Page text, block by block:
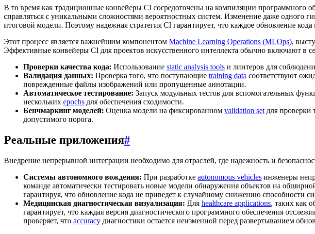
В то время как традиционные конвейеры CI сосредоточены на компиляции программного
справляться с уникальными сложностями вероятностных систем. Изменение даже одного
итоговой модели. Поэтому надежная стратегия CI гарантирует, что каждое обновление
Этот процесс является важнейшим компонентом Machine Learning Operations (MLOps),
Эффективные конвейеры CI для проектов искусственного интеллекта обычно включают в
Проверки качества кода: Использование static analysis tools и линтеров для
Валидация данных: Проверка того, что поступающие training data соответствуют
поврежденные файлы изображений или пропущенные аннотации.
Автоматическое тестирование: Запуск модульных тестов для вспомогательных
нескольких epochs для обеспечения сходимости.
Бенчмаркинг моделей: Оценка модели на фиксированном validation set для проверки
допустимого порога.
Реальные приложения#
Внедрение непрерывной интеграции необходимо для отраслей, где надежность и
Системы автономного вождения: При разработке autonomous vehicles инженеры
команде автоматически тестировать новые модели обнаружения объектов на
гарантируя, что обновление кода не приведет к случайному снижению способности
Медицинская диагностическая визуализация: Для healthcare applications, таких как
гарантирует, что каждая версия диагностического программного обеспечения
проверяет, что accuracy диагностики остается неизменной перед развертыванием